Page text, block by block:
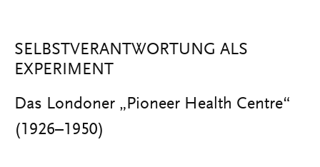
SELBSTVERANTWORTUNG ALS
EXPERIMENT
Das Londoner „Pioneer Health Centre“
(1926–1950)